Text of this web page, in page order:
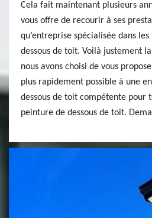
Cela fait maintenant plusieurs
vous offre de recourir à ses
qu’entreprise spécialisée dans
dessous de toit. Voilà justement
nous avons choisi de vous
plus rapidement possible à une
dessous de toit compétente pour
peinture de dessous de toit.